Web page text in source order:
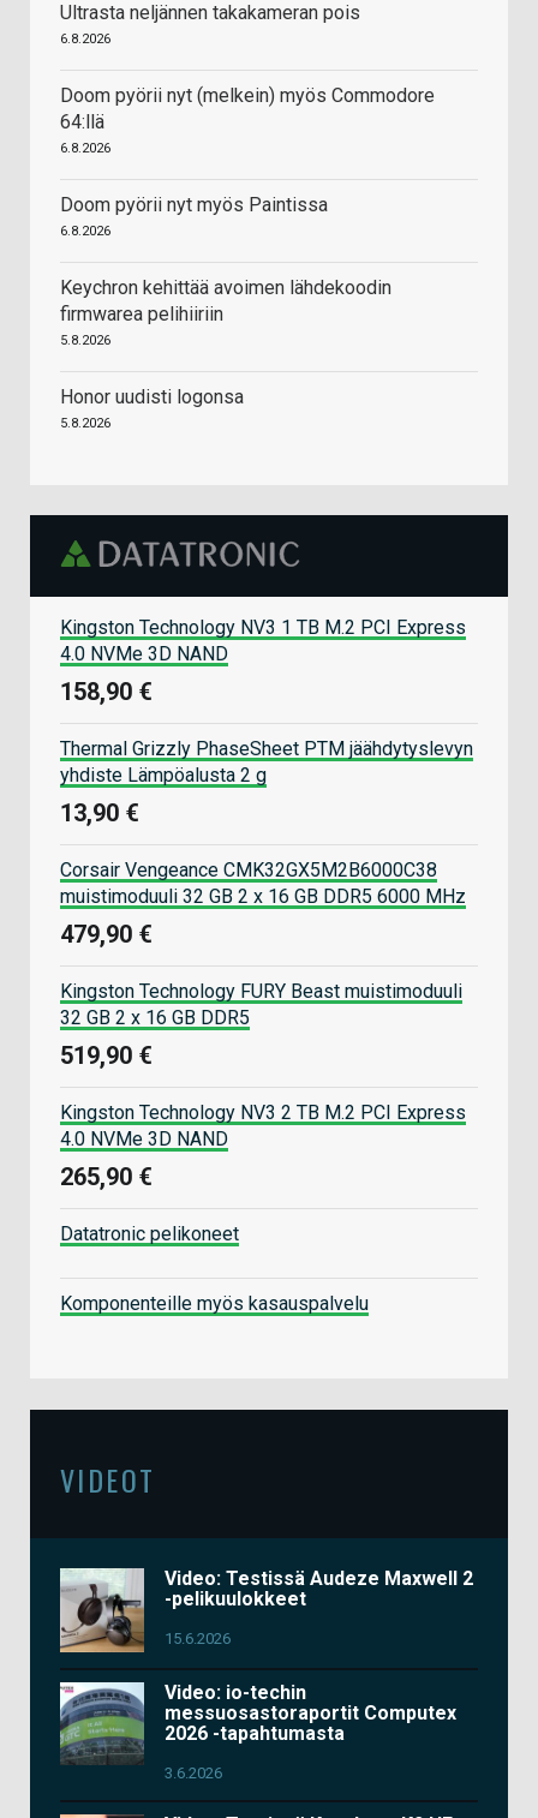
Ultrasta neljännen takakameran pois
6.8.2026
Doom pyörii nyt (melkein) myös Commodore
64:llä
6.8.2026
Doom pyörii nyt myös Paintissa
6.8.2026
Keychron kehittää avoimen lähdekoodin
firmwarea pelihiiriin
5.8.2026
Honor uudisti logonsa
5.8.2026
Kingston Technology NV3 1 TB M.2 PCI Express
4.0 NVMe 3D NAND
158,90 €
Thermal Grizzly PhaseSheet PTM jäähdytyslevyn
yhdiste Lämpöalusta 2 g
13,90 €
Corsair Vengeance CMK32GX5M2B6000C38
muistimoduuli 32 GB 2 x 16 GB DDR5 6000 MHz
479,90 €
Kingston Technology FURY Beast muistimoduuli
32 GB 2 x 16 GB DDR5
519,90 €
Kingston Technology NV3 2 TB M.2 PCI Express
4.0 NVMe 3D NAND
265,90 €
Datatronic pelikoneet
Komponenteille myös kasauspalvelu
VIDEOT
Video: Testissä Audeze Maxwell 2
-pelikuulokkeet
15.6.2026
Video: io-techin
messuosastoraportit Computex
2026 -tapahtumasta
3.6.2026